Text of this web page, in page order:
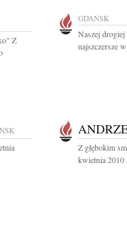
Z
GDAŃSK
Naszej drogiej
najszczersze
Z głębokim
kwietnia 2010